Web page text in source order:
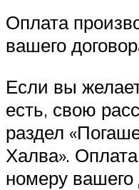
Оплата
вашего
Если вы
есть, свою
раздел
Халва».
номеру вашего